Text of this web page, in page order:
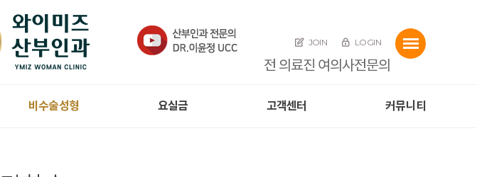
JOIN LOGIN
전 의료진 여의사전문의
비수술성형 요실금 고객센터 커뮤니티